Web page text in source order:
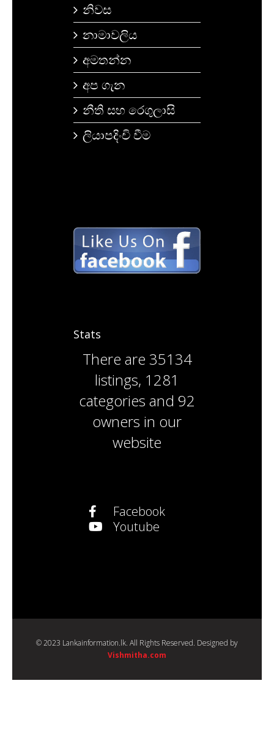
නිවස
නාමාවලිය
අමතන්න
අප ගැන
නීති සහ රෙගුලාසි
ලියාපදිංචි වීම
Stats
There are 35134
listings, 1281
categories and 92
owners in our
website
Facebook
Youtube
© 2023 Lankainformation.lk. All Rights Reserved. Designed by
Vishmitha.com